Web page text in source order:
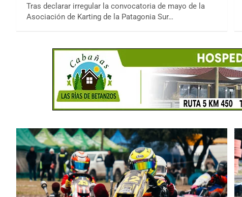
Tras declarar irregular la convocatoria de mayo de la
Asociación de Karting de la Patagonia Sur…